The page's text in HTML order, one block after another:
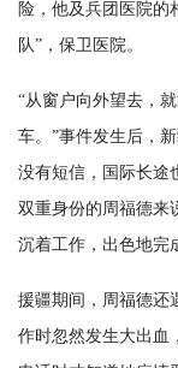
险，他及兵团医院的
队”，保卫医院。
“从窗户向外望去，
车。”事件发生后，
没有短信，国际长途
双重身份的周福德来
沉着工作，出色地完
援疆期间，周福德还
作时忽然发生大出血